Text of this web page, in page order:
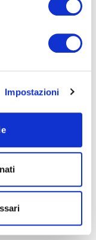
Impostazioni